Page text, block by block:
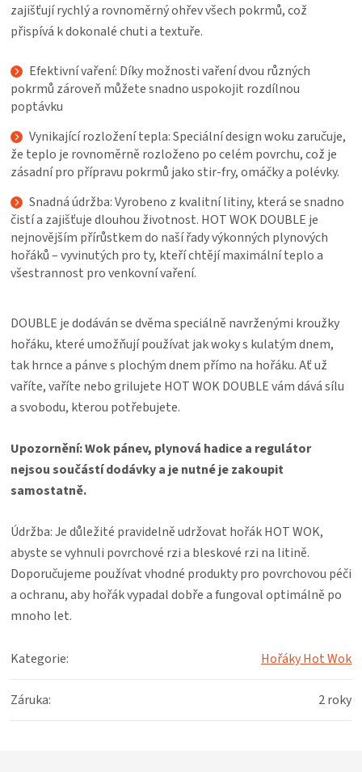
zajišťují rychlý a rovnoměrný ohřev všech pokrmů, což
přispívá k dokonalé chuti a textuře.
Efektivní vaření: Díky možnosti vaření dvou různých
pokrmů zároveň můžete snadno uspokojit rozdílnou
poptávku
Vynikající rozložení tepla: Speciální design woku zaručuje,
že teplo je rovnoměrně rozloženo po celém povrchu, což je
zásadní pro přípravu pokrmů jako stir-fry, omáčky a polévky.
Snadná údržba: Vyrobeno z kvalitní litiny, která se snadno
čistí a zajišťuje dlouhou životnost. HOT WOK DOUBLE je
nejnovějším přírůstkem do naší řady výkonných plynových
hořáků – vyvinutých pro ty, kteří chtějí maximální teplo a
všestrannost pro venkovní vaření.
DOUBLE je dodáván se dvěma speciálně navrženými kroužky
hořáku, které umožňují používat jak woky s kulatým dnem,
tak hrnce a pánve s plochým dnem přímo na hořáku. Ať už
vaříte, vaříte nebo grilujete HOT WOK DOUBLE vám dává sílu
a svobodu, kterou potřebujete.
Upozornění: Wok pánev, plynová hadice a regulátor
nejsou součástí dodávky a je nutné je zakoupit
samostatně.
Údržba: Je důležité pravidelně udržovat hořák HOT WOK,
abyste se vyhnuli povrchové rzi a bleskové rzi na litině.
Doporučujeme používat vhodné produkty pro povrchovou péči
a ochranu, aby hořák vypadal dobře a fungoval optimálně po
mnoho let.
Kategorie: Hořáky Hot Wok
Záruka: 2 roky